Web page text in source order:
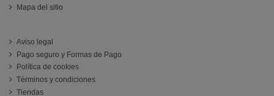
Mapa del sitio
Aviso legal
Pago seguro y Formas de Pago
Política de cookies
Términos y condiciones
Tiendas